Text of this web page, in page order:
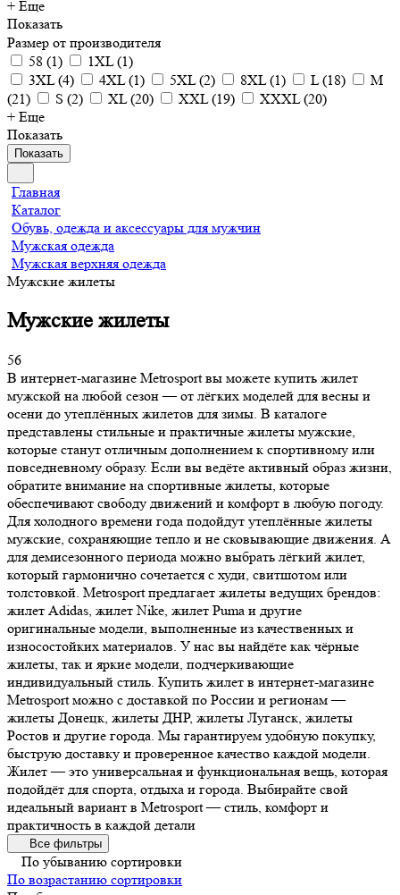
+ Еще
Показать
Размер от производителя
58 (1) 1XL(1)
3XL(4) 4XL(1) 5XL(2) 8XL(1) L(18)
M
(21) S (2) XL(20) XXL(19) XXXL(20)
+ Еще
Показать
Показать
Главная
Каталог
Обувь, одежда и аксессуары для мужчин
Мужская одежда
Мужская верхняя одежда
Мужские жилеты
Мужские жилеты
56
В интернет-магазине Metrosport вы можете купить жилет
мужской на любой сезон — от лёгких моделей для весны и
осени до утеплённых жилетов для зимы. В каталоге
представлены стильные и практичные жилеты мужские,
которые станут отличным дополнением к спортивному или
повседневному образу. Если вы ведёте активный образ жизни,
обратите внимание на спортивные жилеты, которые
обеспечивают свободу движений и комфорт в любую погоду.
Для холодного времени года подойдут утеплённые жилеты
мужские, сохраняющие тепло и не сковывающие движения. А
для демисезонного периода можно выбрать лёгкий жилет,
который гармонично сочетается с худи, свитшотом или
толстовкой. Metrosport предлагает жилеты ведущих брендов:
жилет Adidas, жилет Nike, жилет Puma и другие
оригинальные модели, выполненные из качественных и
износостойких материалов. У нас вы найдёте как чёрные
жилеты, так и яркие модели, подчеркивающие
индивидуальный стиль. Купить жилет в интернет-магазине
Metrosport можно с доставкой по России и регионам —
жилеты Донецк, жилеты ДНР, жилеты Луганск, жилеты
Ростов и другие города. Мы гарантируем удобную покупку,
быструю доставку и проверенное качество каждой модели.
Жилет — это универсальная и функциональная вещь, которая
подойдёт для спорта, отдыха и города. Выбирайте свой
идеальный вариант в Metrosport — стиль, комфорт и
практичность в каждой детали
Все фильтры
По убыванию сортировки
По возрастанию сортировки